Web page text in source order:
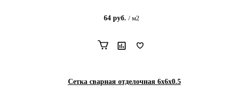
64 руб. / м2
Сетка сварная отделочная 6х6х0.5